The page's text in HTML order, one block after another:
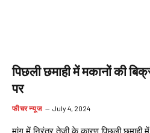
पिछली छमाही में मकानों की
पर
फीचर न्यूज July 4, 2024
मांग में निरंतर तेजी के कारण पिछली छमाही